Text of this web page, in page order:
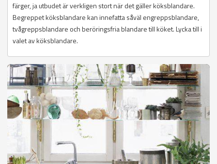
färger, ja utbudet är verkligen stort när det gäller köksblandare.
Begreppet köksblandare kan innefatta såväl engreppsblandare,
tvågreppsblandare och beröringsfria blandare till köket. Lycka till i
valet av köksblandare.